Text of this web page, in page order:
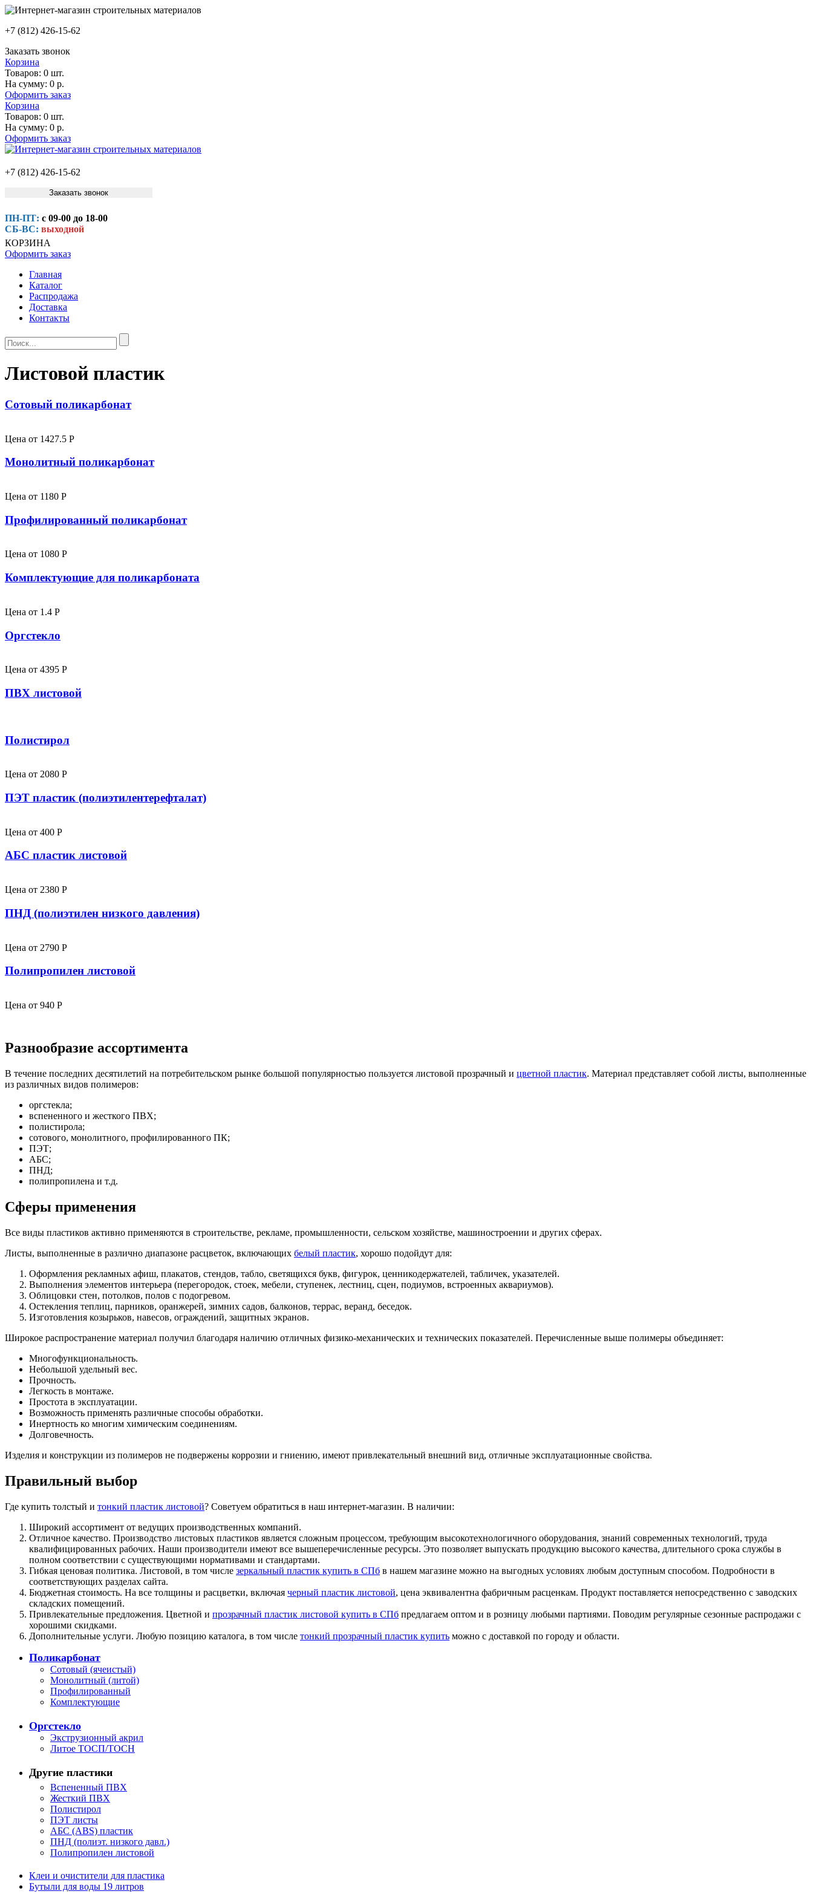
+7 (812) 426-15-62
Заказать звонок
Корзина
Товаров: 0 шт.
На сумму: 0 р.
Оформить заказ
Корзина
Товаров: 0 шт.
На сумму: 0 р.
Оформить заказ
+7 (812) 426-15-62
Заказать звонок
ПН-ПТ: с 09-00 до 18-00
СБ-ВС: выходной
КОРЗИНА
Оформить заказ
Главная
Каталог
Распродажа
Доставка
Контакты
Листовой пластик
Сотовый поликарбонат
Цена от 1427.5 P
Монолитный поликарбонат
Цена от 1180 P
Профилированный поликарбонат
Цена от 1080 P
Комплектующие для поликарбоната
Цена от 1.4 P
Оргстекло
Цена от 4395 P
ПВХ листовой
Полистирол
Цена от 2080 P
ПЭТ пластик (полиэтилентерефталат)
Цена от 400 P
АБС пластик листовой
Цена от 2380 P
ПНД (полиэтилен низкого давления)
Цена от 2790 P
Полипропилен листовой
Цена от 940 P
Разнообразие ассортимента
В течение последних десятилетий на потребительском рынке большой популярностью пользуется листовой прозрачный и цветной пластик. Материал представляет собой листы, выполненные
из различных видов полимеров:
оргстекла;
вспененного и жесткого ПВХ;
полистирола;
сотового, монолитного, профилированного ПК;
ПЭТ;
АБС;
ПНД;
полипропилена и т.д.
Сферы применения
Все виды пластиков активно применяются в строительстве, рекламе, промышленности, сельском хозяйстве, машиностроении и других сферах.
Листы, выполненные в различно диапазоне расцветок, включающих белый пластик, хорошо подойдут для:
Оформления рекламных афиш, плакатов, стендов, табло, светящихся букв, фигурок, ценникодержателей, табличек, указателей.
Выполнения элементов интерьера (перегородок, стоек, мебели, ступенек, лестниц, сцен, подиумов, встроенных аквариумов).
Облицовки стен, потолков, полов с подогревом.
Остекления теплиц, парников, оранжерей, зимних садов, балконов, террас, веранд, беседок.
Изготовления козырьков, навесов, ограждений, защитных экранов.
Широкое распространение материал получил благодаря наличию отличных физико-механических и технических показателей. Перечисленные выше полимеры объединяет:
Многофункциональность.
Небольшой удельный вес.
Прочность.
Легкость в монтаже.
Простота в эксплуатации.
Возможность применять различные способы обработки.
Инертность ко многим химическим соединениям.
Долговечность.
Изделия и конструкции из полимеров не подвержены коррозии и гниению, имеют привлекательный внешний вид, отличные эксплуатационные свойства.
Правильный выбор
Где купить толстый и тонкий пластик листовой? Советуем обратиться в наш интернет-магазин. В наличии:
Широкий ассортимент от ведущих производственных компаний.
Отличное качество. Производство листовых пластиков является сложным процессом, требующим высокотехнологичного оборудования, знаний современных технологий, труда
квалифицированных рабочих. Наши производители имеют все вышеперечисленные ресурсы. Это позволяет выпускать продукцию высокого качества, длительного срока службы в
полном соответствии с существующими нормативами и стандартами.
Гибкая ценовая политика. Листовой, в том числе зеркальный пластик купить в СПб в нашем магазине можно на выгодных условиях любым доступным способом. Подробности в
соответствующих разделах сайта.
Бюджетная стоимость. На все толщины и расцветки, включая черный пластик листовой, цена эквивалентна фабричным расценкам. Продукт поставляется непосредственно с заводских
складских помещений.
Привлекательные предложения. Цветной и прозрачный пластик листовой купить в СПб предлагаем оптом и в розницу любыми партиями. Поводим регулярные сезонные распродажи с
хорошими скидками.
Дополнительные услуги. Любую позицию каталога, в том числе тонкий прозрачный пластик купить можно с доставкой по городу и области.
Поликарбонат
Сотовый (ячеистый)
Монолитный (литой)
Профилированный
Комплектующие
Оргстекло
Экструзионный акрил
Литое ТОСП/ТОСН
Другие пластики
Вспененный ПВХ
Жесткий ПВХ
Полистирол
ПЭТ листы
АБС (ABS) пластик
ПНД (полиэт. низкого давл.)
Полипропилен листовой
Клеи и очистители для пластика
Бутыли для воды 19 литров